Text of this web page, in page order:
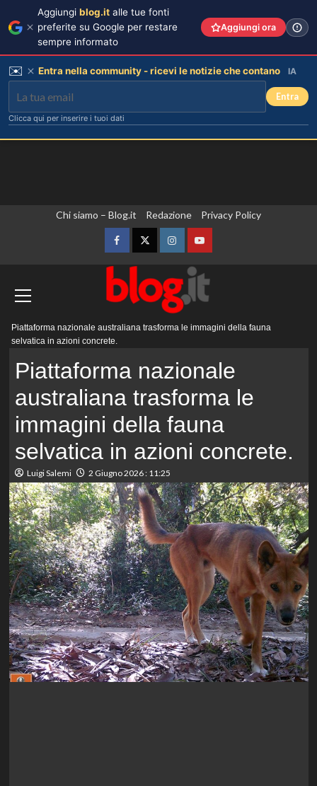
Chi siamo – Blog.it Redazione Privacy Policy
FacebookTwitterInstagramYouTube
principale
Piattaforma nazionale australiana trasforma le immagini della fauna
selvatica in azioni concrete.
Piattaforma nazionale
australiana trasforma le
immagini della fauna
selvatica in azioni concrete.
Luigi Salemi 2 Giugno 2026 : 11:25
Aggiungi blog.it alle tue fonti
preferite su Google per restare
sempre informato
Aggiungi ora
✉️ Entra nella community - ricevi le notizie che contano IA
Entra
Clicca qui per inserire i tuoi dati